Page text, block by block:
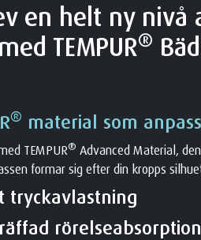
en helt ny nivå
TEMPUR®
® material som
TEMPUR® Advanced Material,
formar sig efter din kropps
tryckavlastning
rörelseabsorption